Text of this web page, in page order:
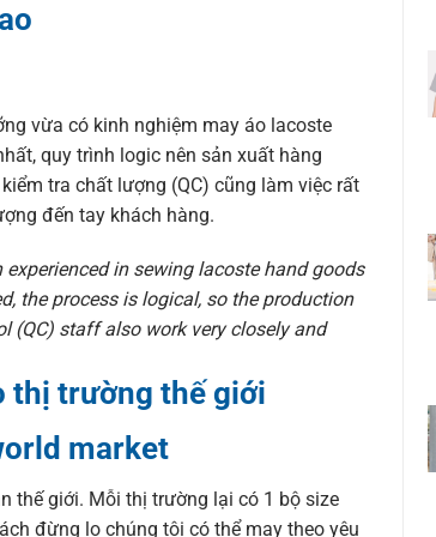
vừa có kinh nghiệm may áo lacoste
quy trình logic nên sản xuất hàng
tra chất lượng (QC) cũng làm việc rất
đến tay khách hàng.
in sewing lacoste hand goods
the process is logical, so the production
(QC) staff also work very closely and
thị trường thế giới
market
thế giới. Mỗi thị trường lại có 1 bộ size
đừng lo chúng tôi có thể may theo yêu